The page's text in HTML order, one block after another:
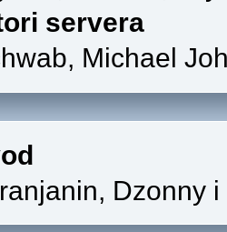
servera
Michael
Dzonny